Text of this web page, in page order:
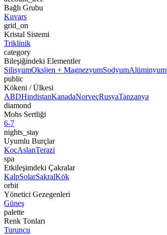
Bağlı Grubu
Kuvars
grid_on
Kristal Sistemi
Triklinik
category
Bileşiğindeki Elementler
SilisyumOksijen + MagnezyumSodyumAlüminyum
public
Kökeni / Ülkesi
ABDHindistanKanadaNorveçRusyaTanzanya
diamond
Mohs Sertliği
6-7
nights_stay
Uyumlu Burçlar
KoçAslanTerazi
spa
Etkileşimdeki Çakralar
KalpSolarSakralKök
orbit
Yönetici Gezegenleri
Güneş
palette
Renk Tonları
Turuncu